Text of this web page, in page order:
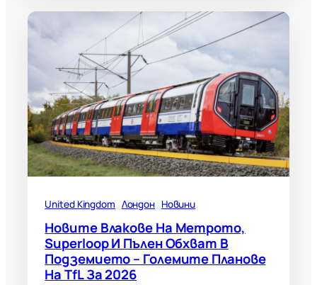
United Kingdom Лондон Новини
Новите Влакове На Метрото,
Superloop И Пълен Обхват В
Подземието – Големите Планове
На TfL За 2026